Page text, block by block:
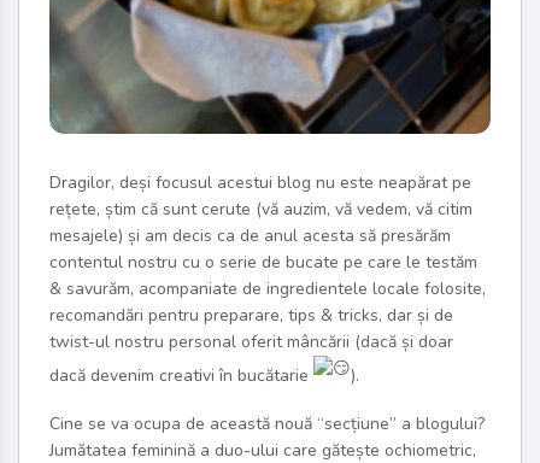
Dragilor, deși focusul acestui blog nu este neapărat pe
rețete, știm că sunt cerute (vă auzim, vă vedem, vă citim
mesajele) și am decis ca de anul acesta să presărăm
contentul nostru cu o serie de bucate pe care le testăm
& savurăm, acompaniate de ingredientele locale folosite,
recomandări pentru preparare, tips & tricks, dar și de
twist-ul nostru personal oferit mâncării (dacă și doar
dacă devenim creativi în bucătarie
).
Cine se va ocupa de această nouă “secțiune” a blogului?
Jumătatea feminină a duo-ului care gătește ochiometric,